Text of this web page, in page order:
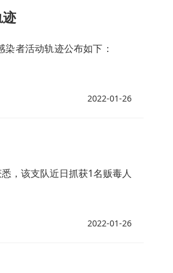
染者活动轨迹公布如下：
2022-01-26
，该支队近日抓获1名贩毒人
2022-01-26